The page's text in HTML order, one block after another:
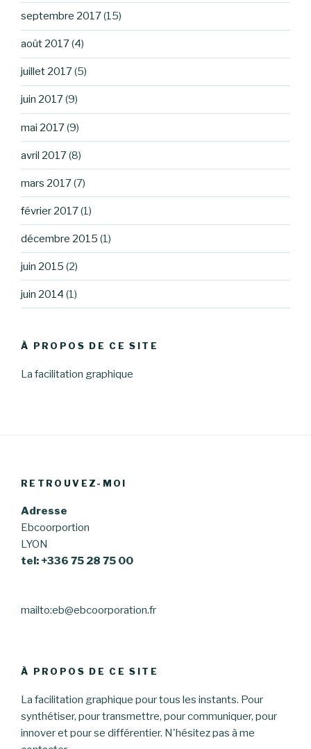
septembre 2017(15)
août 2017(4)
juillet 2017(5)
juin 2017(9)
mai 2017(9)
avril 2017(8)
mars 2017(7)
février 2017(1)
décembre 2015 (1)
juin 2015 (2)
juin 2014 (1)
À PROPOS DE CE SITE
La facilitation graphique
RETROUVEZ-MOI
Adresse
Ebcoorportion
LYON
tel: +336 75 28 75 00
mailto:eb@ebcoorporation.fr
À PROPOS DE CE SITE
La facilitation graphique pour tous les instants. Pour
synthétiser, pour transmettre, pour communiquer, pour
innover et pour se différentier. N'hésitez pas à me